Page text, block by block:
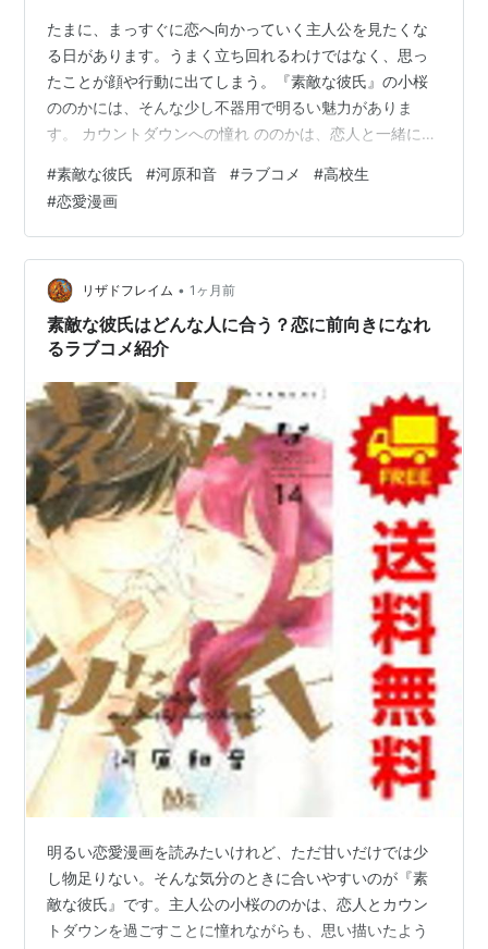
たまに、まっすぐに恋へ向かっていく主人公を見たくな
る日があります。うまく立ち回れるわけではなく、思っ
たことが顔や行動に出てしまう。『素敵な彼氏』の小桜
ののかには、そんな少し不器用で明るい魅力がありま
す。 カウントダウンへの憧れ ののかは、恋人と一緒に年
生になれば自然に彼氏ができると思っていたのに、現実
はそう簡単ではありません。その理想と現実の差が、物
語の始まりを親しみやすくしています。 彼氏がほしいと
願う気持ちは、少し先走って見えることもあります。そ
れでも、ののかの行動には素直さがあり、恋に向かって
転びながら進むようなかわいらしさがあります。 …
#素敵な彼氏 #河原和音 #ラブコメ #高校生
#恋愛漫画
リザドフレイム • 1ヶ月前
素敵な彼氏はどんな人に合う？恋に前向きになれ
るラブコメ紹介
明るい恋愛漫画を読みたいけれど、ただ甘いだけでは少
し物足りない。そんな気分のときに合いやすいのが『素
敵な彼氏』です。主人公の小桜ののかは、恋人とカウン
トダウンを過ごすことに憧れながらも、思い描いたよう